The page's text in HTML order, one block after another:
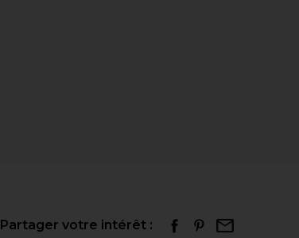
Partager votre intérêt :